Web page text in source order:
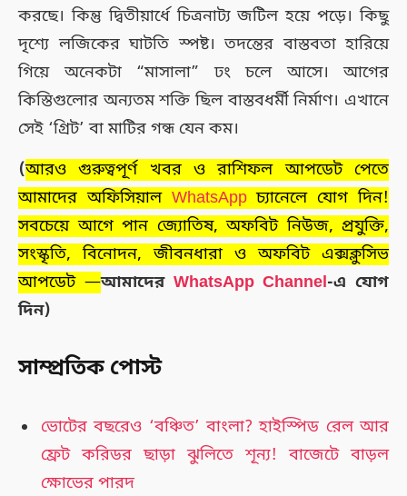
করছে। কিন্তু দ্বিতীয়ার্ধে চিত্রনাট্য জটিল হয়ে পড়ে। কিছু
দৃশ্যে লজিকের ঘাটতি স্পষ্ট। তদন্তের বাস্তবতা হারিয়ে
গিয়ে অনেকটা “মাসালা” ঢং চলে আসে। আগের
কিস্তিগুলোর অন্যতম শক্তি ছিল বাস্তবধর্মী নির্মাণ। এখানে
সেই ‘গ্রিট’ বা মাটির গন্ধ যেন কম।
(আরও গুরুত্বপূর্ণ খবর ও রাশিফল আপডেট পেতে
আমাদের অফিসিয়াল WhatsAppচ্যানেলে যোগ দিন!
সবচেয়ে আগে পান জ্যোতিষ, অফবিট নিউজ, প্রযুক্তি,
সংস্কৃতি, বিনোদন, জীবনধারা ও অফবিট এক্সক্লুসিভ
আপডেট —আমাদের WhatsApp Channel-এ যোগ
দিন)
সাম্প্রতিক পোস্ট
ভোটের বছরেও ‘বঞ্চিত’ বাংলা? হাইস্পিড রেল আর
ফ্রেট করিডর ছাড়া ঝুলিতে শূন্য! বাজেটে বাড়ল
ক্ষোভের পারদ